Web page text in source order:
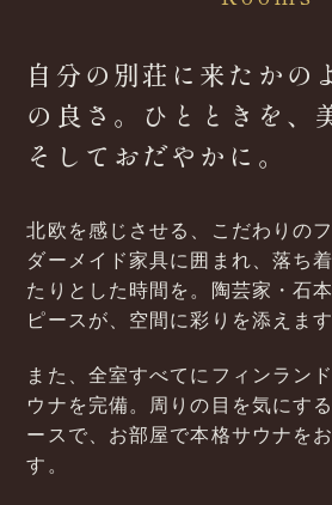
自分の別荘に来たかの
の 良さ。 ひとときを、
そしておだやかに。
北欧を感じさせる、こだわりの
ダーメイド家具に 囲まれ、 落ち
たりとした時間を。
陶芸家・石
ピースが、 空間に彩りを添えます
また、全室すべてにフィンラン
ウナを完備。
周りの目を気にす
ースで、 お部屋で本格サウナを
す。